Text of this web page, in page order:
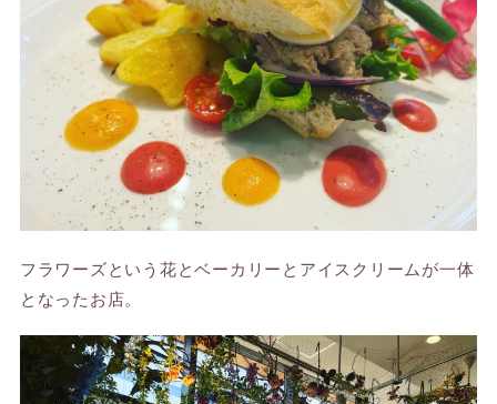
フラワーズという花とベーカリーとアイスクリームが一体
となったお店。